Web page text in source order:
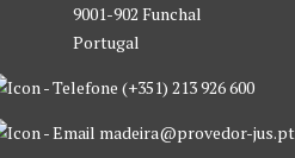
9001-902 Funchal
Portugal
(+351) 213 926 600
madeira@provedor-jus.pt